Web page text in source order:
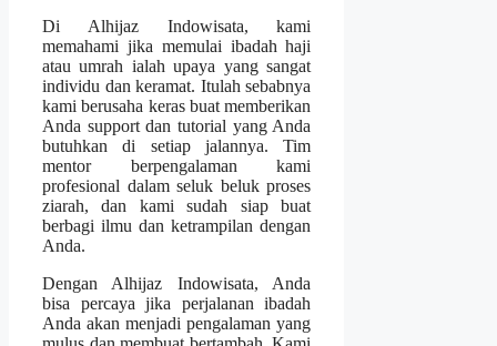
Di Alhijaz Indowisata, kami
memahami jika memulai ibadah haji
atau umrah ialah upaya yang sangat
individu dan keramat. Itulah sebabnya
kami berusaha keras buat memberikan
Anda support dan tutorial yang Anda
butuhkan di setiap jalannya. Tim
mentor berpengalaman kami
profesional dalam seluk beluk proses
ziarah, dan kami sudah siap buat
berbagi ilmu dan ketrampilan dengan
Anda.
Dengan Alhijaz Indowisata, Anda
bisa percaya jika perjalanan ibadah
Anda akan menjadi pengalaman yang